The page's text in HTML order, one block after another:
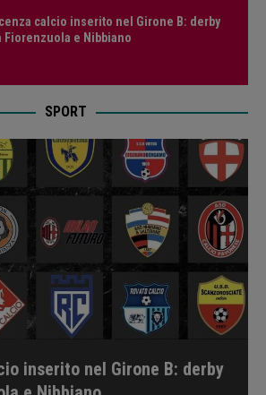
calcio inserito nel Girone B: derby
Fiorenzuola e Nibbiano
SPORT
inserito nel Girone B: derby